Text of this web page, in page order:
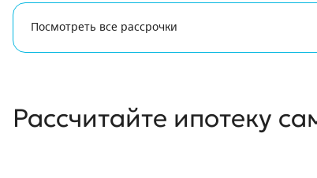
Посмотреть все рассрочки
Рассчитайте ипотеку